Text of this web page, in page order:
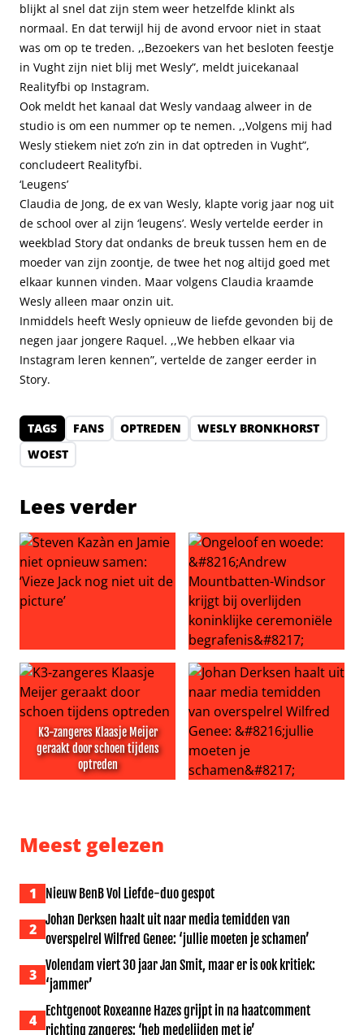
blijkt al snel dat zijn stem weer hetzelfde klinkt als
normaal. En dat terwijl hij de avond ervoor niet in staat
was om op te treden. ,,Bezoekers van het besloten feestje
in Vught zijn niet blij met Wesly”, meldt juicekanaal
Realityfbi op Instagram.
Ook meldt het kanaal dat Wesly vandaag alweer in de
studio is om een nummer op te nemen. ,,Volgens mij had
Wesly stiekem niet zo’n zin in dat optreden in Vught”,
concludeert Realityfbi.
‘Leugens’
Claudia de Jong, de ex van Wesly, klapte vorig jaar nog uit
de school over al zijn ‘leugens’. Wesly vertelde eerder in
weekblad Story dat ondanks de breuk tussen hem en de
moeder van zijn zoontje, de twee het nog altijd goed met
elkaar kunnen vinden. Maar volgens Claudia kraamde
Wesly alleen maar onzin uit.
Inmiddels heeft Wesly opnieuw de liefde gevonden bij de
negen jaar jongere Raquel. ,,We hebben elkaar via
Instagram leren kennen”, vertelde de zanger eerder in
Story.
TAGS FANS OPTREDEN
WESLY BRONKHORST
WOEST
Lees verder
Steven Kazàn en Jamie niet opnieuw samen: ‘Vieze Jack
Ongeloof en woede:
K3-zangeres Klaasje Meijer
geraakt door schoen tijdens
optreden
Meest gelezen
1 Nieuw BenB Vol Liefde-duo gespot
2
Johan Derksen haalt uit naar media temidden van
overspelrel Wilfred Genee: ‘jullie moeten je schamen’
3
Volendam viert 30 jaar Jan Smit, maar er is ook kritiek:
‘jammer’
4
Echtgenoot Roxeanne Hazes grijpt in na haatcomment
richting zangeres: ‘heb medelijden met je’